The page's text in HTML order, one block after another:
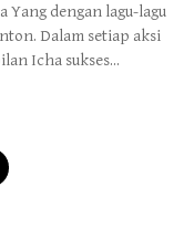
Yang dengan lagu-lagu
Dalam setiap aksi
Icha sukses...